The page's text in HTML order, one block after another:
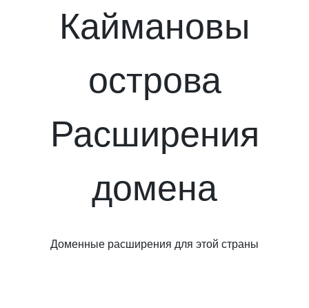
Каймановы
острова
Расширения
домена
Доменные расширения для этой страны